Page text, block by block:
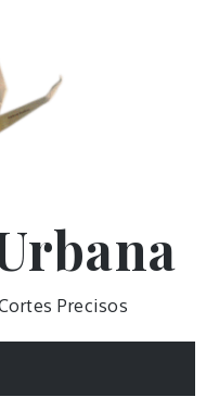
Precisos